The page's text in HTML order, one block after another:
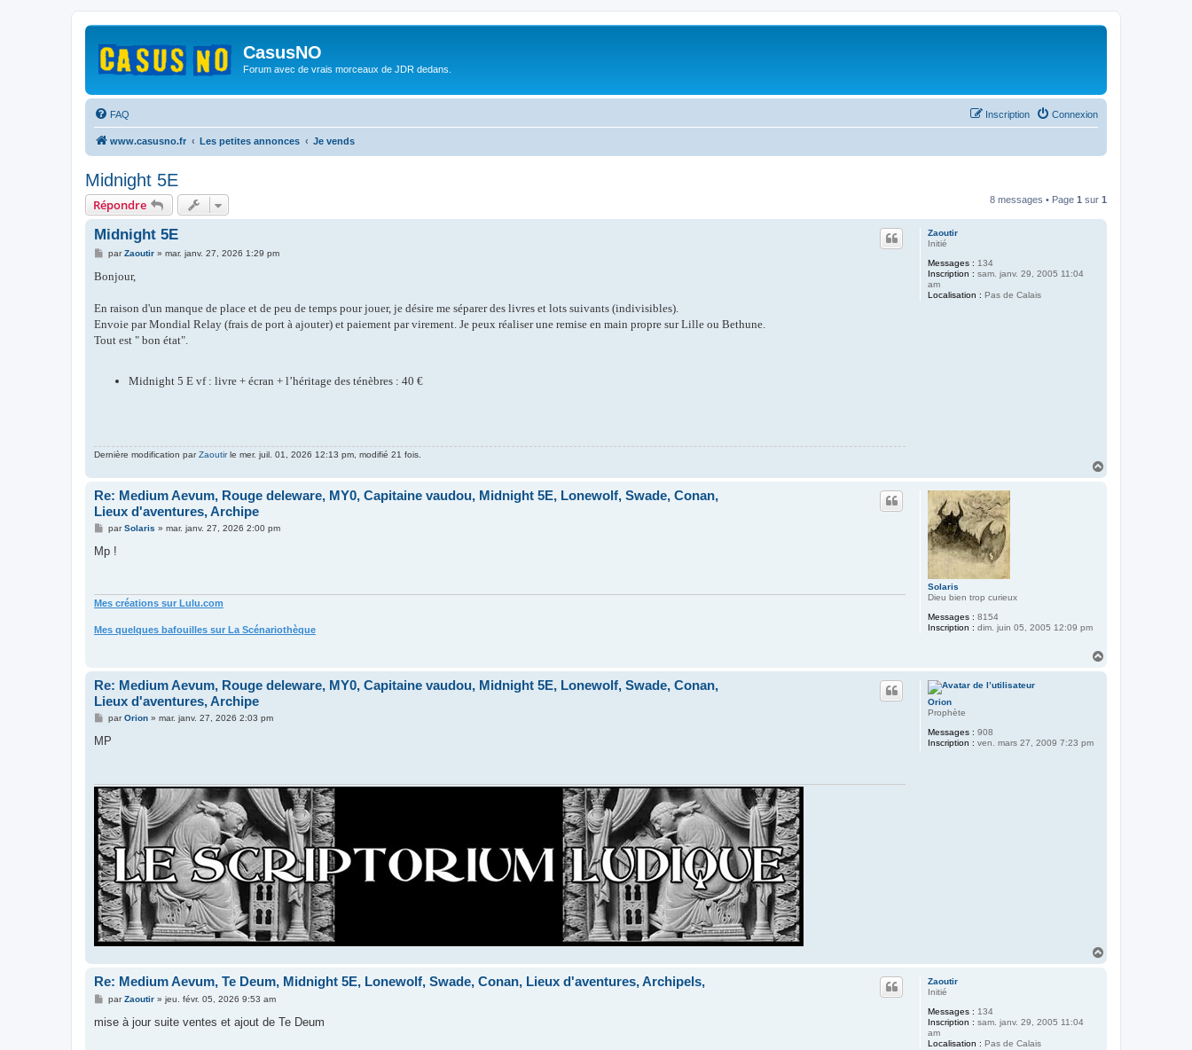
CasusNO
Forum avec de vrais morceaux de JDR dedans.
FAQ Connexion
Inscription
www.casusno.fr Les petites annonces Je vends
Midnight 5E
Répondre 8 messages • Page 1 sur 1
Zaoutir
Initié
Messages : 134
Inscription : sam. janv. 29, 2005 11:04
am
Localisation : Pas de Calais
Midnight 5E
M
s
g
parZaoutir» mar. janv. 27, 2026 1:29 pm
Bonjour,
En raison d'un manque de place et de peu de temps pour jouer, je désire me séparer des livres et lots suivants (indivisibles).
Envoie par Mondial Relay (frais de port à ajouter) et paiement par virement. Je peux réaliser une remise en main propre sur Lille ou Bethune.
Tout est " bon état".
Midnight 5 E vf : livre + écran + l’héritage des ténèbres : 40 €
Dernière modification parZaoutirle mer. juil. 01, 2026 12:13 pm, modifié 21 fois.
Solaris
Dieu bien trop curieux
Messages : 8154
Inscription : dim. juin 05, 2005 12:09 pm
Re: Medium Aevum, Rouge deleware, MY0, Capitaine vaudou, Midnight 5E, Lonewolf, Swade, Conan,
Lieux d'aventures, Archipe
M
s
s
parSolaris » mar. janv. 27, 2026 2:00 pm
Mp !
Mes créations sur Lulu.com
Mes quelques bafouilles sur La Scénariothèque
Orion
Prophète
Messages : 908
Inscription : ven. mars 27, 2009 7:23 pm
Re: Medium Aevum, Rouge deleware, MY0, Capitaine vaudou, Midnight 5E, Lonewolf, Swade, Conan,
Lieux d'aventures, Archipe
M
s
parOrion» mar. janv. 27, 2026 2:03 pm
MP
Zaoutir
Initié
Messages : 134
Inscription : sam. janv. 29, 2005 11:04
am
Localisation : Pas de Calais
Re: Medium Aevum, Te Deum, Midnight 5E, Lonewolf, Swade, Conan, Lieux d'aventures, Archipels,
M
s
parZaoutir» jeu. févr. 05, 2026 9:53 am
mise à jour suite ventes et ajout de Te Deum